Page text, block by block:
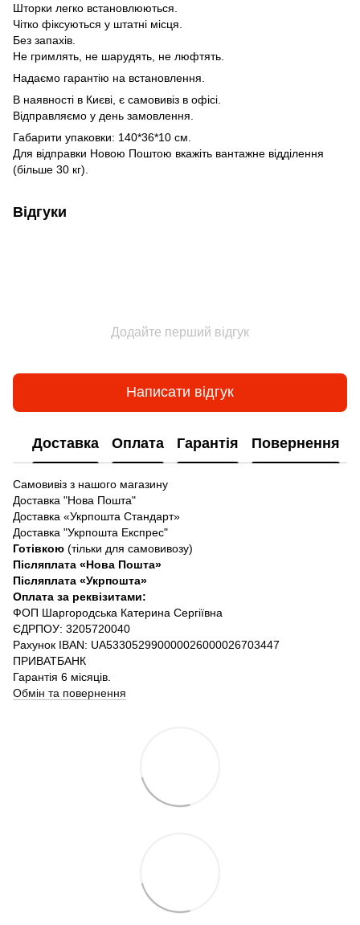
Шторки легко встановлюються.
Чітко фіксуються у штатні місця.
Без запахів.
Не гримлять, не шарудять, не люфтять.
Надаємо гарантію на встановлення.
В наявності в Києві, є самовивіз в офісі.
Відправляємо у день замовлення.
Габарити упаковки: 140*36*10 см.
Для відправки Новою Поштою вкажіть вантажне відділення
(більше 30 кг).
Відгуки
Додайте перший відгук
Написати відгук
Доставка Оплата Гарантія Повернення
Самовивіз з нашого магазину
Доставка "Нова Пошта"
Доставка «Укрпошта Стандарт»
Доставка "Укрпошта Експрес"
Готівкою (тільки для самовивозу)
Післяплата «Нова Пошта»
Післяплата «Укрпошта»
Оплата за реквізитами:
ФОП Шаргородська Катерина Сергіївна
ЄДРПОУ: 3205720040
Рахунок IBAN: UA533052990000026000026703447
ПРИВАТБАНК
Гарантія 6 місяців.
Обмін та повернення